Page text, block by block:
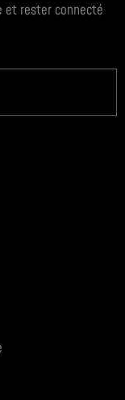
et rester connecté